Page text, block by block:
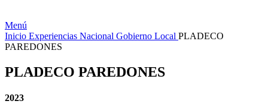
Menú
Inicio Experiencias Nacional Gobierno Local PLADECO
PAREDONES
PLADECO PAREDONES
2023